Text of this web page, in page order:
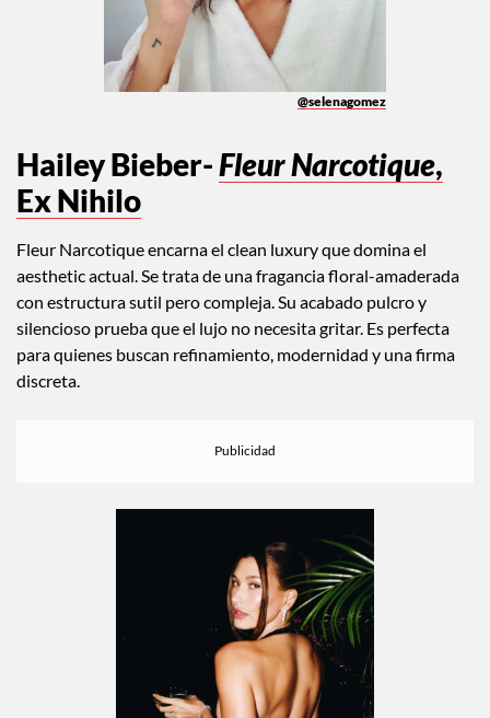
@selenagomez
Hailey Bieber-Fleur Narcotique,
Ex Nihilo
Fleur Narcotique encarna el clean luxury que domina el
aesthetic actual. Se trata de una fragancia floral-amaderada
con estructura sutil pero compleja. Su acabado pulcro y
silencioso prueba que el lujo no necesita gritar. Es perfecta
para quienes buscan refinamiento, modernidad y una firma
discreta.